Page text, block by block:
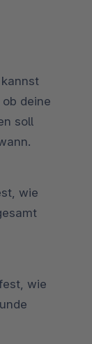
kannst
deine
soll
wie
wie